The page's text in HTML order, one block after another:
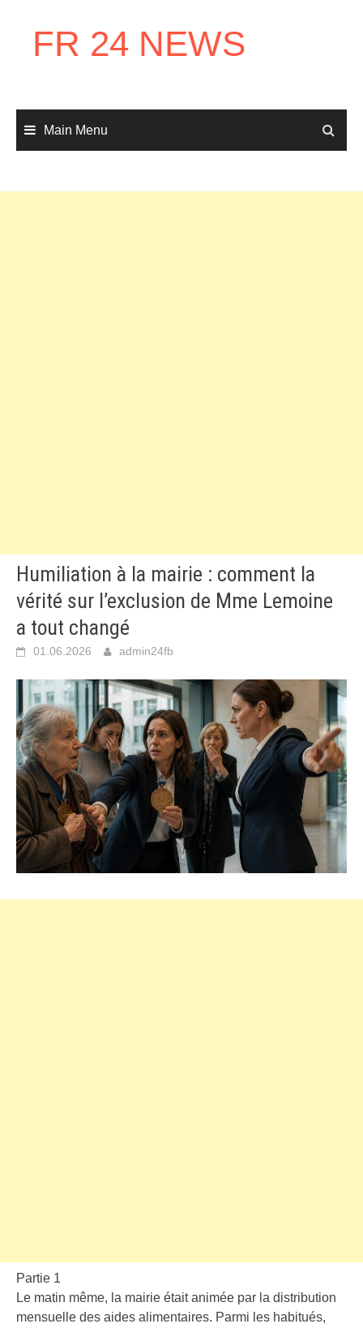
contentFR 24 NEWS
Main Menu
Humiliation à la mairie : comment la
vérité sur l’exclusion de Mme Lemoine
a tout changé
01.06.2026 admin24fb
Partie 1
Le matin même, la mairie était animée par la distribution
mensuelle des aides alimentaires. Parmi les habitués,